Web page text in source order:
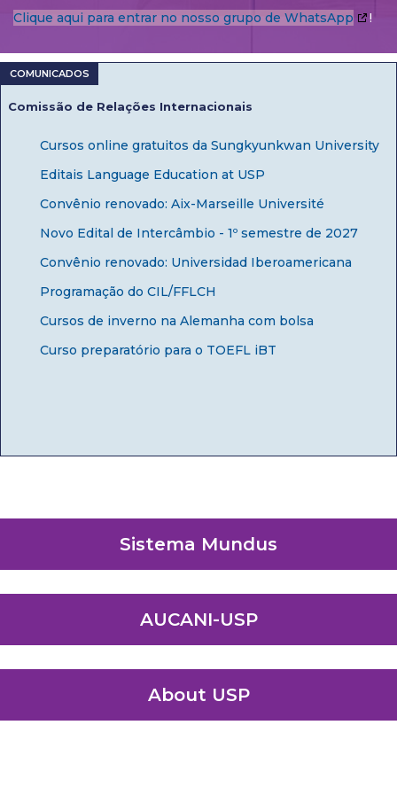
Clique aqui para entrar no nosso grupo de WhatsApp
!
Comissão de Relações Internacionais
Cursos online gratuitos da Sungkyunkwan University
Editais Language Education at USP
Convênio renovado: Aix-Marseille Université
Novo Edital de Intercâmbio - 1º semestre de 2027
Convênio renovado: Universidad Iberoamericana
Programação do CIL/FFLCH
Cursos de inverno na Alemanha com bolsa
Curso preparatório para o TOEFL iBT
Sistema Mundus
AUCANI-USP
About USP